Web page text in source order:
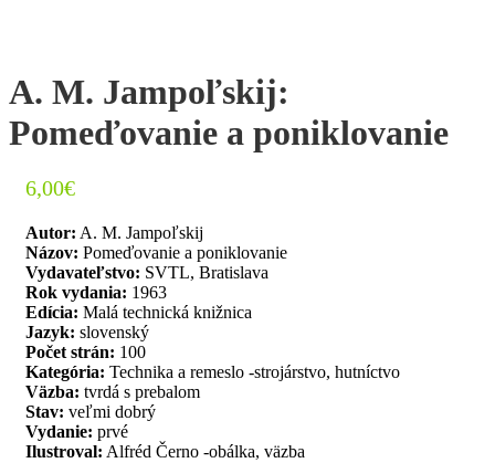
A. M. Jampoľskij:
Pomeďovanie a poniklovanie
6,00€
Autor: A. M. Jampoľskij
Názov: Pomeďovanie a poniklovanie
Vydavateľstvo: SVTL, Bratislava
Rok vydania: 1963
Edícia: Malá technická knižnica
Jazyk: slovenský
Počet strán: 100
Kategória: Technika a remeslo -strojárstvo, hutníctvo
Väzba: tvrdá s prebalom
Stav: veľmi dobrý
Vydanie: prvé
Ilustroval: Alfréd Černo -obálka, väzba